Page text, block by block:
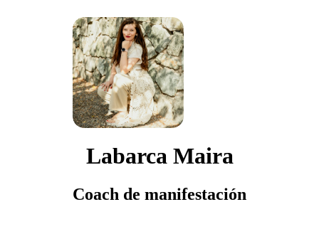
Labarca Maira
Coach de manifestación